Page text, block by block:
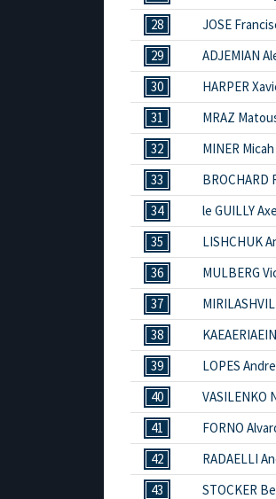
28
JOSE
29
ADJEMIAN
30
HARPER
31
MRAZ
32
MINER Micah
33
BROCHARD
34
le GUILLY
35
LISHCHUK
36
MULBERG
37
38
39
LOPES Andre
40
VASILENKO
41
FORNO
42
RADAELLI
43
STOCKER